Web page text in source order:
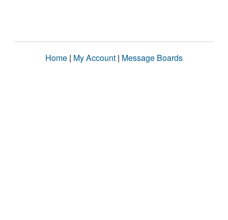
Home | My Account | Message Boards